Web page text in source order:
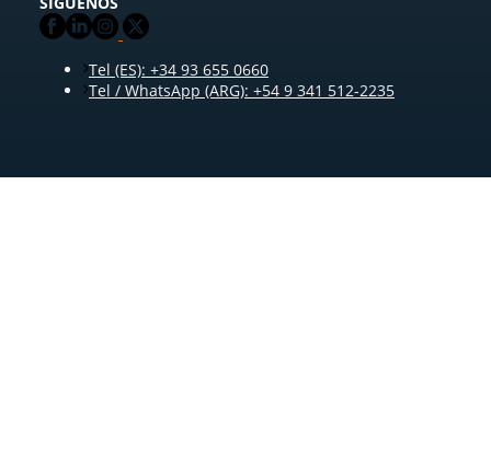
Tel (ES): +34 93 655 0660
Tel / WhatsApp (ARG): +54 9 341 512-2235